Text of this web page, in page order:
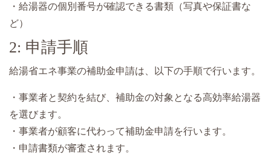
・給湯器の個別番号が確認できる書類（写真や保証書な
ど）
2: 申請手順
給湯省エネ事業の補助金申請は、以下の手順で行います。
・事業者と契約を結び、補助金の対象となる高効率給湯器
を選びます。
・事業者が顧客に代わって補助金申請を行います。
・申請書類が審査されます。